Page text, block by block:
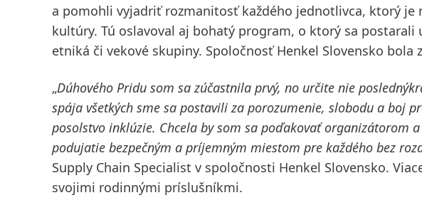
a pomohli vyjadriťrozmanitosť každého jednotlivca, ktorý je
kultúry. Tú oslavoval aj bohatý program, o ktorý sa
etniká či vekové skupiny. Spoločnosť Henkel Slovensko bola
„Dúhového Pridu som sa zúčastnila prvý, no určite nie
spája všetkých sme sa postavili za porozumenie, slobodu a boj
posolstvo inklúzie. Chcela by som sa poďakovať organizátorom
podujatie bezpečným a príjemným miestom pre každého bez
Supply Chain Specialist v spoločnosti Henkel Slovensko.
svojimi rodinnými príslušníkmi.